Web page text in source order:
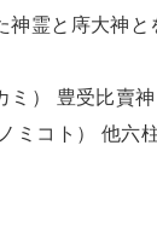
霊と庤大神
） 豊受比賣
ミコト） 他六